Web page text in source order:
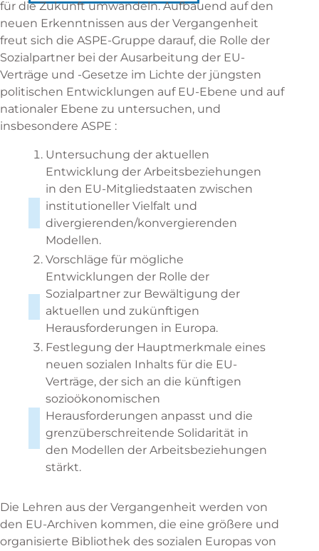
für die Zukunft umwandeln. Aufbauend auf den
neuen Erkenntnissen aus der Vergangenheit
freut sich die ASPE-Gruppe darauf, die Rolle der
Sozialpartner bei der Ausarbeitung der EU-
Verträge und -Gesetze im Lichte der jüngsten
politischen Entwicklungen auf EU-Ebene und auf
nationaler Ebene zu untersuchen, und
insbesondere ASPE :
Untersuchung der aktuellen
Entwicklung der Arbeitsbeziehungen
in den EU-Mitgliedstaaten zwischen
institutioneller Vielfalt und
divergierenden/konvergierenden
Modellen.
Vorschläge für mögliche
Entwicklungen der Rolle der
Sozialpartner zur Bewältigung der
aktuellen und zukünftigen
Herausforderungen in Europa.
Festlegung der Hauptmerkmale eines
neuen sozialen Inhalts für die EU-
Verträge, der sich an die künftigen
sozioökonomischen
Herausforderungen anpasst und die
grenzüberschreitende Solidarität in
den Modellen der Arbeitsbeziehungen
stärkt.
Die Lehren aus der Vergangenheit werden von
den EU-Archiven kommen, die eine größere und
organisierte Bibliothek des sozialen Europas von